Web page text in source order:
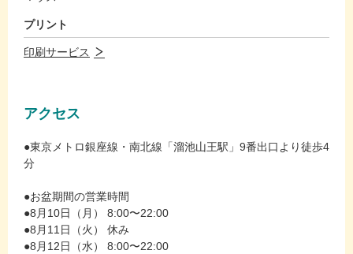
プリント
印刷サービス
アクセス
●東京メトロ銀座線・南北線「溜池山王駅」9番出口より徒歩4
分
●お盆期間の営業時間
●8月10日（月） 8:00〜22:00
●8月11日（火） 休み
●8月12日（水） 8:00〜22:00